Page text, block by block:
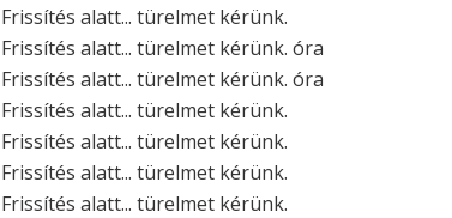
Frissítés alatt... türelmet kérünk.
Frissítés alatt... türelmet kérünk. óra
Frissítés alatt... türelmet kérünk. óra
Frissítés alatt... türelmet kérünk.
Frissítés alatt... türelmet kérünk.
Frissítés alatt... türelmet kérünk.
Frissítés alatt... türelmet kérünk.